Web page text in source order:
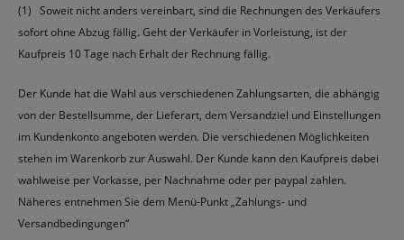
(1) Soweit nicht anders vereinbart, sind die Rechnungen des Verkäufers
sofort ohne Abzug fällig. Geht der Verkäufer in Vorleistung, ist der
Kaufpreis 10 Tage nach Erhalt der Rechnung fällig.
Der Kunde hat die Wahl aus verschiedenen Zahlungsarten, die abhängig
von der Bestellsumme, der Lieferart, dem Versandziel und Einstellungen
im Kundenkonto angeboten werden. Die verschiedenen Möglichkeiten
stehen im Warenkorb zur Auswahl. Der Kunde kann den Kaufpreis dabei
wahlweise per Vorkasse, per Nachnahme oder per paypal zahlen.
Näheres entnehmen Sie dem Menü-Punkt „Zahlungs- und
Versandbedingungen“